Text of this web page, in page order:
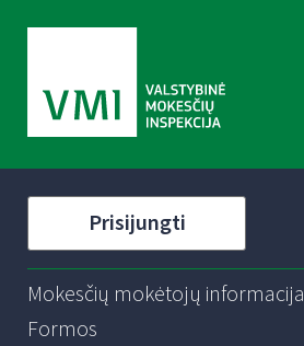
Prisijungti
Mokesčių mokėtojų informacija
Formos